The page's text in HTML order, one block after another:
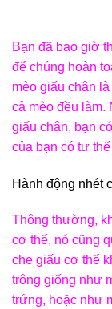
Bạn đã bao giờ
để chúng hoàn
mèo giấu chân
cả mèo đều làm.
giấu chân, bạn
của bạn có tư
Hành động nhét
Thông thường,
cơ thể, nó cũng
che giấu cơ thể
trông giống như
trứng, hoặc như